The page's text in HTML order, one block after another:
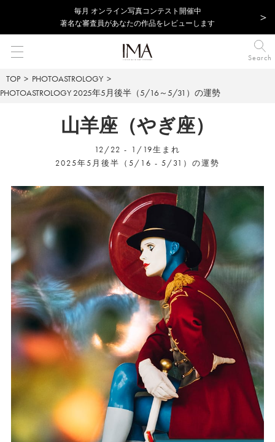
毎⽉ オンライン写真コンテスト開催中
著名な審査員があなたの作品をレビューします
Search
TOP
PHOTOASTROLOGY
PHOTOASTROLOGY 2025年5月後半（5/16～5/31）の運勢
山羊座（やぎ座）
12/22 - 1/19生まれ
2025年5月後半（5/16 - 5/31）の運勢